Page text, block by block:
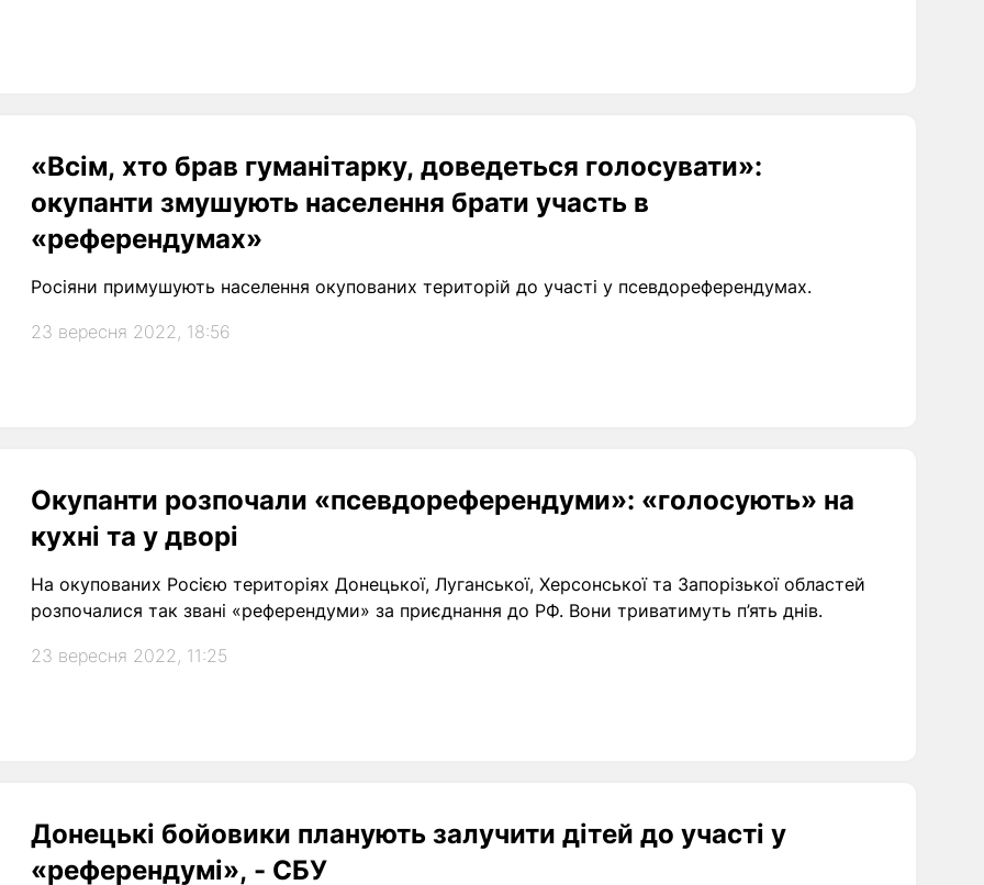
«Всім, хто брав гуманітарку, доведеться голосувати»:
окупанти змушують населення брати участь в
«референдумах»
Росіяни примушують населення окупованих територій до участі у псевдореферендумах.
23 вересня 2022, 18:56
Окупанти розпочали «псевдореферендуми»: «голосують» на
кухні та у дворі
На окупованих Росією територіях Донецької, Луганської, Херсонської та Запорізької областей
розпочалися так звані «референдуми» за приєднання до РФ. Вони триватимуть п’ять днів.
23 вересня 2022, 11:25
Донецькі бойовики планують залучити дітей до участі у
«референдумі», - СБУ